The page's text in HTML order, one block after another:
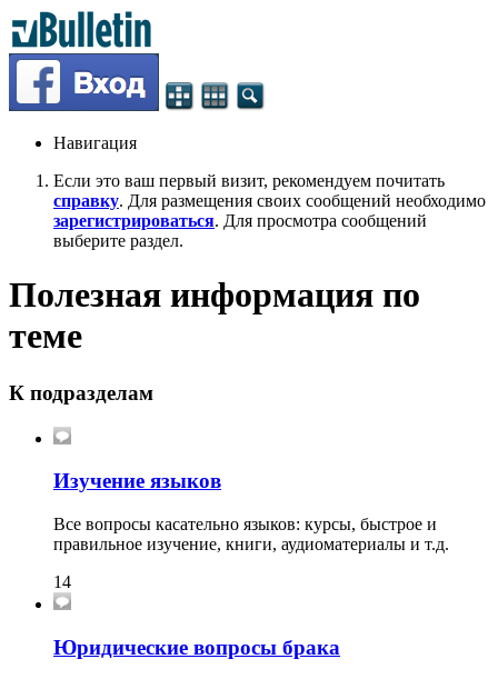
Навигация
Если это ваш первый визит, рекомендуем почитать
справку. Для размещения своих сообщений необходимо
зарегистрироваться. Для просмотра сообщений
выберите раздел.
Полезная информация по
теме
К подразделам
Изучение языков
Все вопросы касательно языков: курсы, быстрое и
правильное изучение, книги, аудиоматериалы и т.д.
14
Юридические вопросы брака